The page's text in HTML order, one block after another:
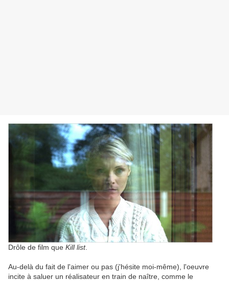
Drôle de film que Kill list.
Au-delà du fait de l'aimer ou pas (j'hésite moi-même), l'oeuvre
incite à saluer un réalisateur en train de naître, comme le